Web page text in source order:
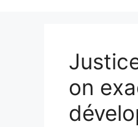
on